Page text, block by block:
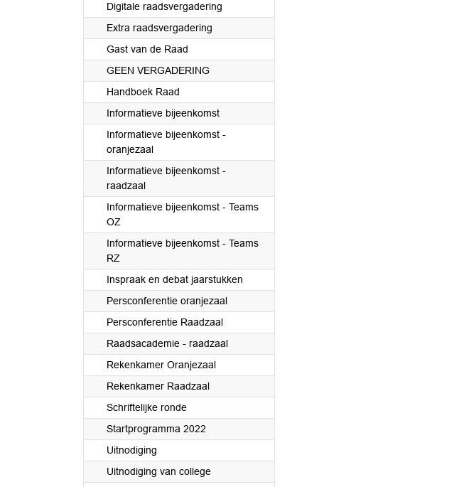
Digitale raadsvergadering
Extra raadsvergadering
Gast van de Raad
GEEN VERGADERING
Handboek Raad
Informatieve bijeenkomst
Informatieve bijeenkomst -
oranjezaal
Informatieve bijeenkomst -
raadzaal
Informatieve bijeenkomst - Teams
OZ
Informatieve bijeenkomst - Teams
RZ
Inspraak en debat jaarstukken
Persconferentie oranjezaal
Persconferentie Raadzaal
Raadsacademie - raadzaal
Rekenkamer Oranjezaal
Rekenkamer Raadzaal
Schriftelijke ronde
Startprogramma 2022
Uitnodiging
Uitnodiging van college